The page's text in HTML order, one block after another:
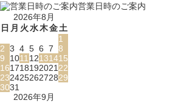
営業日時のご案内
2026年8月
日 月 火水木金土
1
2 3 4 5 6 7 8
9
1011 12131415
161718192021 22
23242526272829
3031
2026年9月